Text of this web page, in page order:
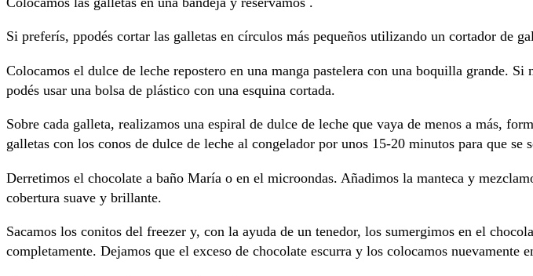
Si preferís, ppodés cortar las galletas en círculos más pequeños utilizando un cortador de
Colocamos el dulce de leche repostero en una manga pastelera con una boquilla grande. Si
podés usar una bolsa de plástico con una esquina cortada.
Sobre cada galleta, realizamos una espiral de dulce de leche que vaya de menos a más,
galletas con los conos de dulce de leche al congelador por unos 15-20 minutos para que se
Derretimos el chocolate a baño María o en el microondas. Añadimos la manteca y
cobertura suave y brillante.
Sacamos los conitos del freezer y, con la ayuda de un tenedor, los sumergimos en el
completamente. Dejamos que el exceso de chocolate escurra y los colocamos nuevamente